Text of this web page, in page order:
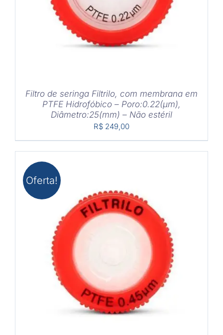
Filtro de seringa Filtrilo, com membrana em
PTFE Hidrofóbico – Poro:0.22(μm),
Diâmetro:25(mm) – Não estéril
R$ 249,00
Oferta!
COMPRAR DETALHES